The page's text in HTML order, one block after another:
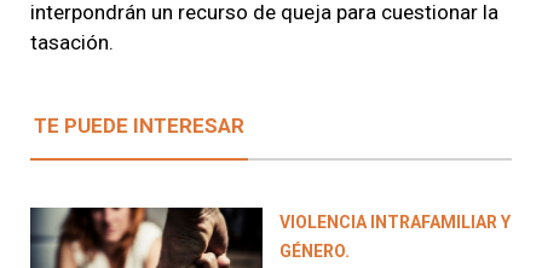
interpondrán un recurso de queja para cuestionar la
tasación.
TE PUEDE INTERESAR
VIOLENCIA INTRAFAMILIAR Y
GÉNERO.